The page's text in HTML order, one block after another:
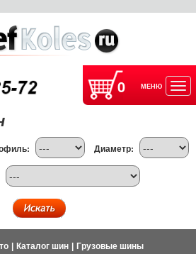
0 МЕНЮ
Диаметр:
Каталог шин Грузовые шины